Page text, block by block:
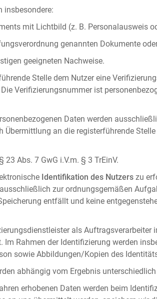
insbesondere:
mit Lichtbild (z. B. Personalausweis
genannten Dokumente
geeigneten Nachweise.
Stelle dem Nutzer eine
Verifizierungsnummer ist
Daten werden
an die registerführende
23 Abs. 7 GwG i.V.m. § 3 TrEinV.
Identifikation des Nutzers zu
zur ordnungsgemäßen
entfällt und keine
als Auftragsverarbeiter
Rahmen der Identifizierung werden
sowie Abbildungen/Kopien des
abhängig vom Ergebnis
erhobenen Daten werden beim